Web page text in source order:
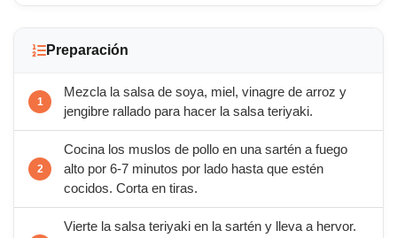
Preparación
Mezcla la salsa de soya, miel, vinagre de arroz y
jengibre rallado para hacer la salsa teriyaki.
Cocina los muslos de pollo en una sartén a fuego
alto por 6-7 minutos por lado hasta que estén
cocidos. Corta en tiras.
Vierte la salsa teriyaki en la sartén y lleva a hervor.